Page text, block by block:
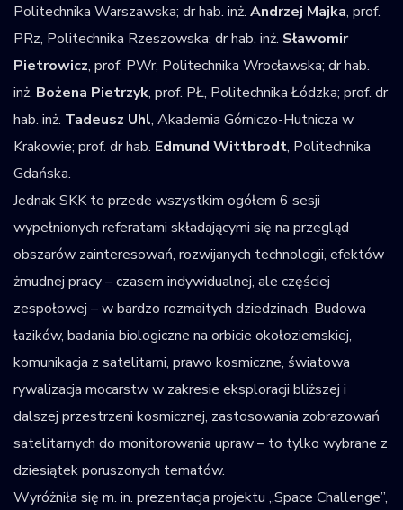
Politechnika Warszawska; dr hab. inż. Andrzej Majka, prof.
PRz, Politechnika Rzeszowska; dr hab. inż. Sławomir
Pietrowicz, prof. PWr, Politechnika Wrocławska; dr hab.
inż. Bożena Pietrzyk, prof. PŁ, Politechnika Łódzka; prof. dr
hab. inż. Tadeusz Uhl, Akademia Górniczo-Hutnicza w
Krakowie; prof. dr hab. Edmund Wittbrodt, Politechnika
Gdańska.
Jednak SKK to przede wszystkim ogółem 6 sesji
wypełnionych referatami składającymi się na przegląd
obszarów zainteresowań, rozwijanych technologii, efektów
żmudnej pracy – czasem indywidualnej, ale częściej
zespołowej – w bardzo rozmaitych dziedzinach. Budowa
łazików, badania biologiczne na orbicie okołoziemskiej,
komunikacja z satelitami, prawo kosmiczne, światowa
rywalizacja mocarstw w zakresie eksploracji bliższej i
dalszej przestrzeni kosmicznej, zastosowania zobrazowań
satelitarnych do monitorowania upraw – to tylko wybrane z
dziesiątek poruszonych tematów.
Wyróżniła się m. in. prezentacja projektu „Space Challenge”,